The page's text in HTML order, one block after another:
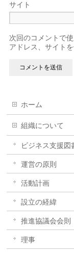
サイト
次回のコメントで
アドレス、サイトを
ホーム
組織について
ビジネス支援図
運営の原則
活動計画
設立の経緯
推進協議会会則
理事